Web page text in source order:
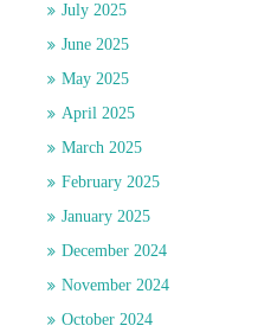
July 2025
June 2025
May 2025
April 2025
March 2025
February 2025
January 2025
December 2024
November 2024
October 2024